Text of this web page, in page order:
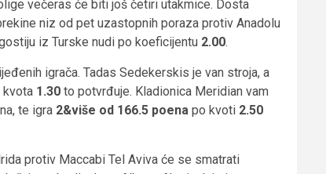
večeras će biti još četiri utakmice. Dosta
niz od pet uzastopnih poraza protiv Anadolu
iz Turske nudi po koeficijentu 2.00.
igrača. Tadas Sedekerskis je van stroja, a
kvota 1.30 to potvrđuje. Kladionica Meridian vam
te igra 2&više od 166.5 poena po kvoti 2.50
protiv Maccabi Tel Aviva će se smatrati